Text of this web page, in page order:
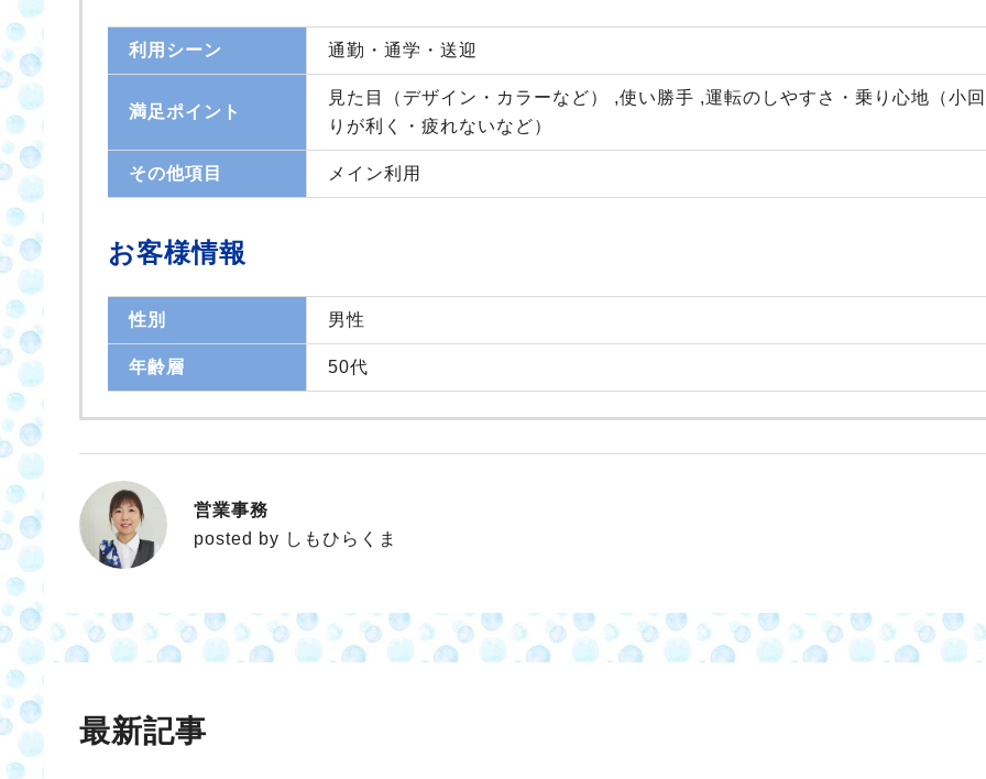
利用シーン 通勤・通学・送迎
満足ポイント
見た目（デザイン・カラーなど） ,使い勝手 ,運転のしやすさ・乗り心地（小回
りが利く・疲れないなど）
その他項目 メイン利用
お客様情報
性別 男性
年齢層 50代
しもひらくま
営業事務
posted by しもひらくま
最新記事